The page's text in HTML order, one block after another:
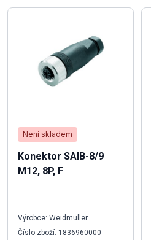
Není skladem
Konektor SAIB-8/9
M12, 8P, F
Výrobce: Weidmüller
Číslo zboží: 1836960000